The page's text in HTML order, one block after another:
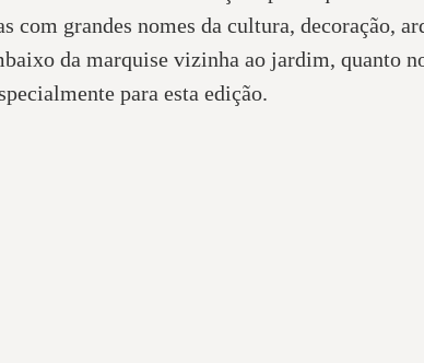
com grandes nomes da cultura, decoração,
da marquise vizinha ao jardim, quanto
para esta edição.